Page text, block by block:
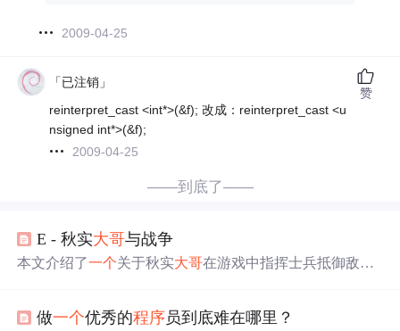
2009-04-25
「已注销」
reinterpret_cast <int*>(&f); 改成：reinterpret_cast <u
nsigned int*>(&f);
2009-04-25
赞
——到底了——
E - 秋实大哥与战争
本文介绍了一个关于秋实大哥在游戏中指挥士兵抵御敌人
所在阵列长度。文章提供了C++代码实现，使用了集合数
做一个优秀的程序员到底难在哪里？